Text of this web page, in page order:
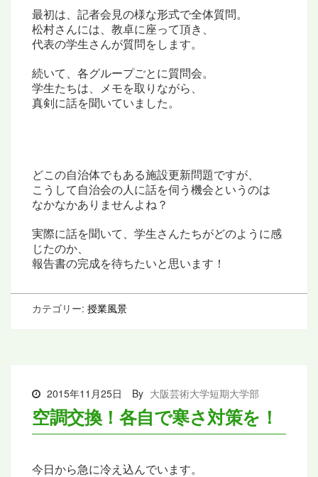
最初は、記者会見の様な形式で全体質問。
松村さんには、教卓に座って頂き、
代表の学生さんが質問をします。
続いて、各グループごとに質問会。
学生たちは、メモを取りながら、
真剣に話を聞いていました。
どこの自治体でもある施設更新問題ですが、
こうして自治会の人に話を伺う機会というのは
なかなかありませんよね？
実際に話を聞いて、 学生さんたちがどのように感
じたのか、
報告書の完成を待ちたいと思います！
カテゴリー: 授業風景
2015年11月25日 By 大阪芸術大学短期大学部
空調交換！各自で寒さ対策を！
今日から急に冷え込んでいます。